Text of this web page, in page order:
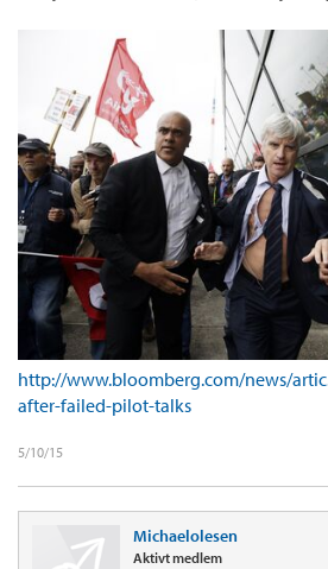
http://www.bloomberg.com/news/
after-failed-pilot-talks
5/10/15
Michaelolesen
Aktivt medlem